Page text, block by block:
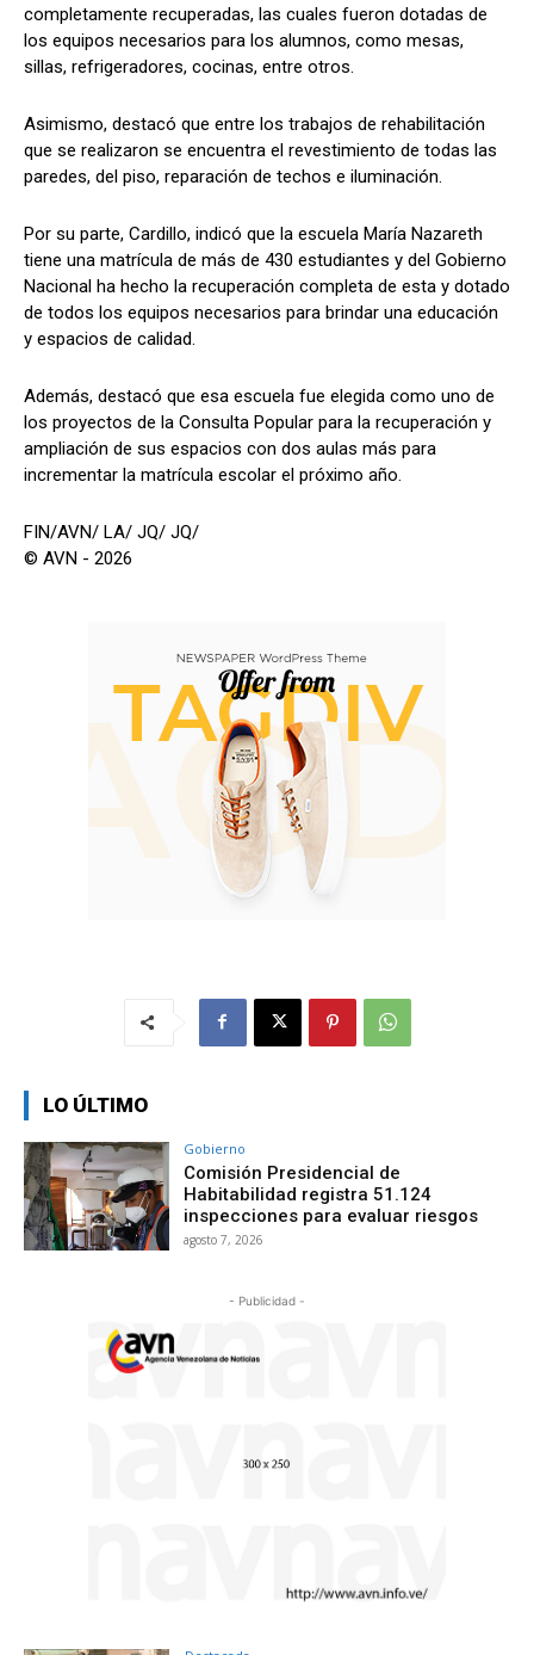
completamente recuperadas, las cuales fueron dotadas de
los equipos necesarios para los alumnos, como mesas,
sillas, refrigeradores, cocinas, entre otros.
Asimismo, destacó que entre los trabajos de rehabilitación
que se realizaron se encuentra el revestimiento de todas las
paredes, del piso, reparación de techos e iluminación.
Por su parte, Cardillo, indicó que la escuela María Nazareth
tiene una matrícula de más de 430 estudiantes y del Gobierno
Nacional ha hecho la recuperación completa de esta y dotado
de todos los equipos necesarios para brindar una educación
y espacios de calidad.
Además, destacó que esa escuela fue elegida como uno de
los proyectos de la Consulta Popular para la recuperación y
ampliación de sus espacios con dos aulas más para
incrementar la matrícula escolar el próximo año.
FIN/AVN/ LA/ JQ/ JQ/
© AVN - 2026
LO ÚLTIMO
Gobierno
Comisión Presidencial de
Habitabilidad registra 51.124
inspecciones para evaluar riesgos
agosto 7, 2026
- Publicidad -